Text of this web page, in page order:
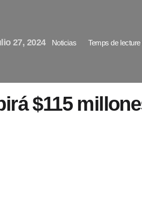
27, 2024 Noticias Temps de
$115